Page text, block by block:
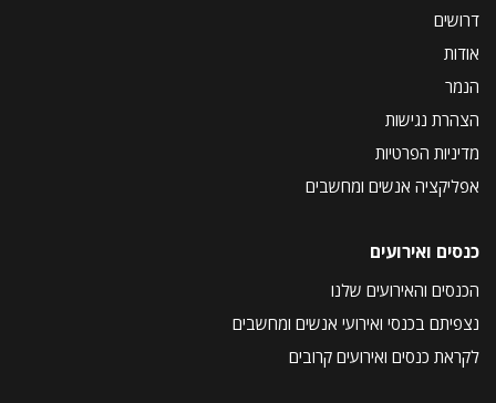
דרושים
אודות
הנמר
הצהרת נגישות
מדיניות הפרטיות
אפליקציה אנשים ומחשבים
כנסים ואירועים
הכנסים והאירועים שלנו
נצפיתם בכנסי ואירועי אנשים ומחשבים
לקראת כנסים ואירועים קרובים